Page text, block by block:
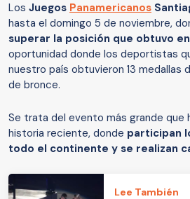
Los Juegos Panamericanos
hasta el domingo 5 de noviembre,
superar la posición que obtuvo en
oportunidad donde los deportistas
nuestro país obtuvieron 13 medallas
de bronce.
Se trata del evento más grande que
historia reciente, donde participan
todo el continente y se realizan
Lee También